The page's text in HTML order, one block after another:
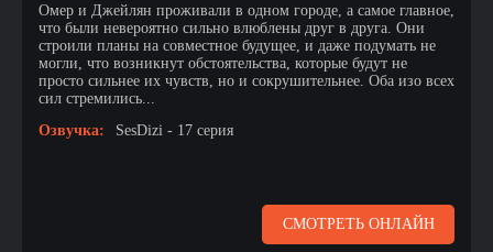
Омер и Джейлян проживали в одном городе, а самое главное,
что были невероятно сильно влюблены друг в друга. Они
строили планы на совместное будущее, и даже подумать не
могли, что возникнут обстоятельства, которые будут не
просто сильнее их чувств, но и сокрушительнее. Оба изо всех
сил стремились...
Озвучка:
SesDizi - 17 серия
СМОТРЕТЬ ОНЛАЙН